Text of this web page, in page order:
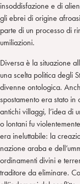
insoddisfazione e di
gli ebrei di origine
parte di un processo di
umiliazioni.
Diversa è la situazione
una scelta politica degli
divenne ontologica.
spostamento era stato
antichi villaggi, l’idea di
o lontani fu
era ineluttabile: la
nazione araba e
ordinamenti divini e
traditore da eliminare.